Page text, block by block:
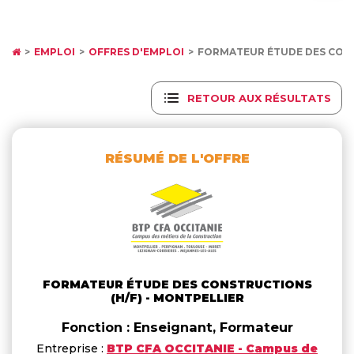
EMPLOI OFFRES D'EMPLOI FORMATEUR ÉTUDE DES
RETOUR AUX RÉSULTATS
RÉSUMÉ DE L'OFFRE
FORMATEUR ÉTUDE DES CONSTRUCTIONS
(H/F) - MONTPELLIER
Fonction : Enseignant, Formateur
Entreprise : BTP CFA OCCITANIE - Campus de